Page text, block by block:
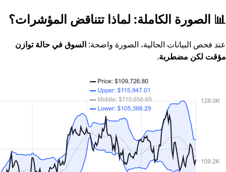
📊 الصورة الكاملة: لماذا تتناقض المؤشرات؟
عند فحص البيانات الحالية، الصورة واضحة: السوق في حالة توازن
مؤقت لكن مضطربة.